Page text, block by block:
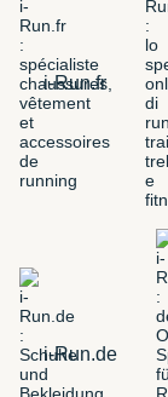
i-Run.fr
i-Run.de